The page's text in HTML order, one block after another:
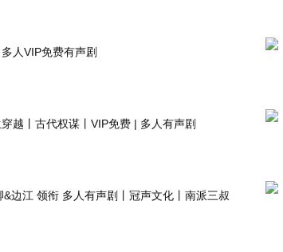
人VIP免费有声剧
越丨古代权谋丨VIP免费 | 多人有声剧
边江 领衔 多人有声剧丨冠声文化丨南派三叔